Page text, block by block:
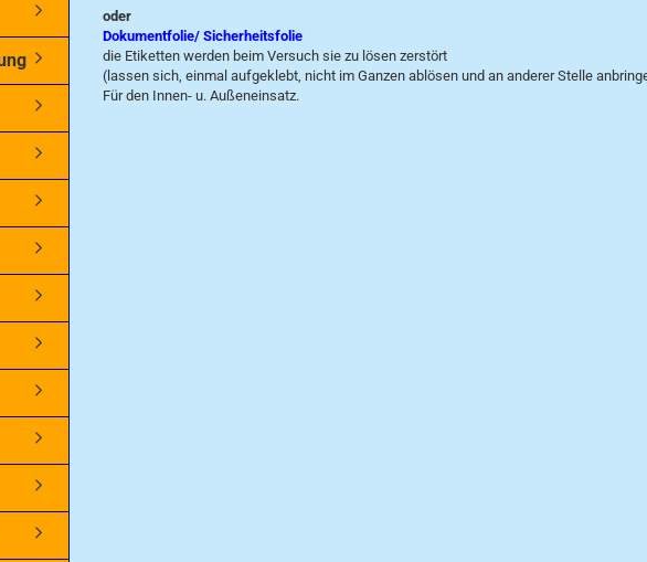
oder
Dokumentfolie/ Sicherheitsfolie
die Etiketten werden beim Versuch sie zu lösen zerstört
(lassen sich, einmal aufgeklebt, nicht im Ganzen ablösen und an anderer Stelle
Für den Innen- u. Außeneinsatz.